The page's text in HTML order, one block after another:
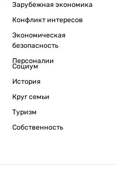
Зарубежная экономика
Конфликт интересов
Экономическая
безопасность
Персоналии
Социум
История
Круг семьи
Туризм
Собственность